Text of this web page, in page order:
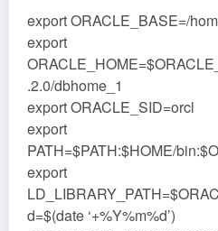
export ORACLE_BASE=/
export
.2.0/dbhome_1
export ORACLE_SID=orcl
export
PATH=$PATH:$HOME/
export
d=$(date ‘+%Y%m%d’)